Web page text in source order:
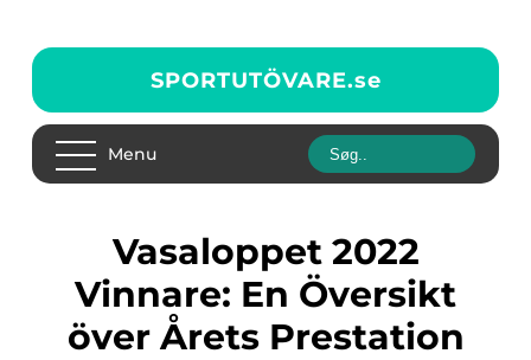
SPORTUTÖVARE.se
Menu
Vasaloppet 2022
Vinnare: En Översikt
över Årets Prestation